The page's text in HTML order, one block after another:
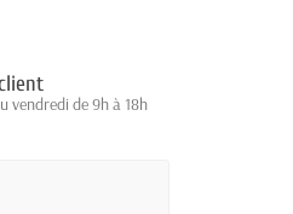
vendredi de 9h à 18h